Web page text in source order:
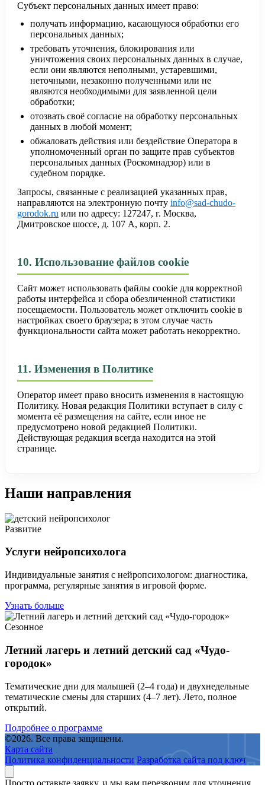
Субъект персональных данных имеет право:
получать информацию, касающуюся обработки его
персональных данных;
требовать уточнения, блокирования или
уничтожения своих персональных данных в случае,
если они являются неполными, устаревшими,
неточными, незаконно полученными или не
являются необходимыми для заявленной цели
обработки;
отозвать своё согласие на обработку персональных
данных в любой момент;
обжаловать действия или бездействие Оператора в
уполномоченный орган по защите прав субъектов
персональных данных (Роскомнадзор) или в
судебном порядке.
Запросы, связанные с реализацией указанных прав,
направляются на электронную почту info@sad-chudo-
gorodok.ru или по адресу: 127247, г. Москва,
Дмитровское шоссе, д. 107 А, корп. 2.
10. Использование файлов cookie
Сайт может использовать файлы cookie для корректной
работы интерфейса и сбора обезличенной статистики
посещаемости. Пользователь может отключить cookie в
настройках своего браузера; в этом случае часть
функциональности сайта может работать некорректно.
11. Изменения в Политике
Оператор имеет право вносить изменения в настоящую
Политику. Новая редакция Политики вступает в силу с
момента её размещения на сайте, если иное не
предусмотрено новой редакцией Политики.
Действующая редакция всегда находится на этой
странице.
Наши направления
Развитие
Услуги нейропсихолога
Индивидуальные занятия с нейропсихологом: диагностика,
программа, регулярные занятия в игровой форме.
Узнать больше
Сезонное
Летний лагерь и летний детский сад «Чудо-
городок»
Тематические дни для малышей (2–4 года) и двухнедельные
тематические смены для старших (4–7 лет). Лето, полное
открытий.
Подробнее о программе
©2026. Все права защищены.
Карта сайта
Политика конфиденциальности Разработка сайта под ключ
Просто оставьте заявку, и мы вам перезвоним для уточнения